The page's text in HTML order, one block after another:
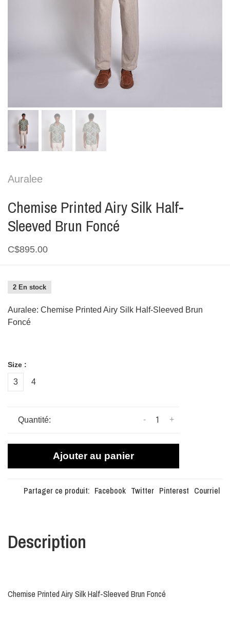
Auralee
Chemise Printed Airy Silk Half-
Sleeved Brun Foncé
C$895.00
2 En stock
Auralee: Chemise Printed Airy Silk Half-Sleeved Brun
Foncé
Size :
3 4
Quantité: +
-
Ajouter au panier
Partager ce produit: Facebook Twitter Pinterest Courriel
Description
Chemise Printed Airy Silk Half-Sleeved Brun Foncé